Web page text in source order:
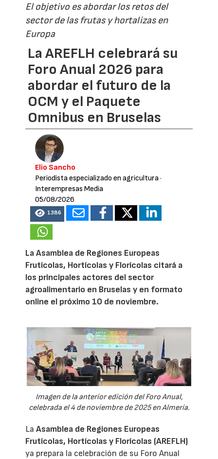
El objetivo es abordar los retos del
sector de las frutas y hortalizas en
Europa
La AREFLH celebrará su
Foro Anual 2026 para
abordar el futuro de la
OCM y el Paquete
Omnibus en Bruselas
Elio Sancho
Periodista especializado en agricultura·
Interempresas Media
05/08/2026
1386
La Asamblea de Regiones Europeas
Frutícolas, Hortícolas y Florícolas citará a
los principales actores del sector
agroalimentario en Bruselas y en formato
online el próximo 10 de noviembre.
Imagen de la anterior edición del Foro Anual,
celebrada el 4 de noviembre de 2025 en Almería.
LaAsamblea de Regiones Europeas
Frutícolas, Hortícolas y Florícolas (AREFLH)
ya prepara la celebración de su Foro Anual